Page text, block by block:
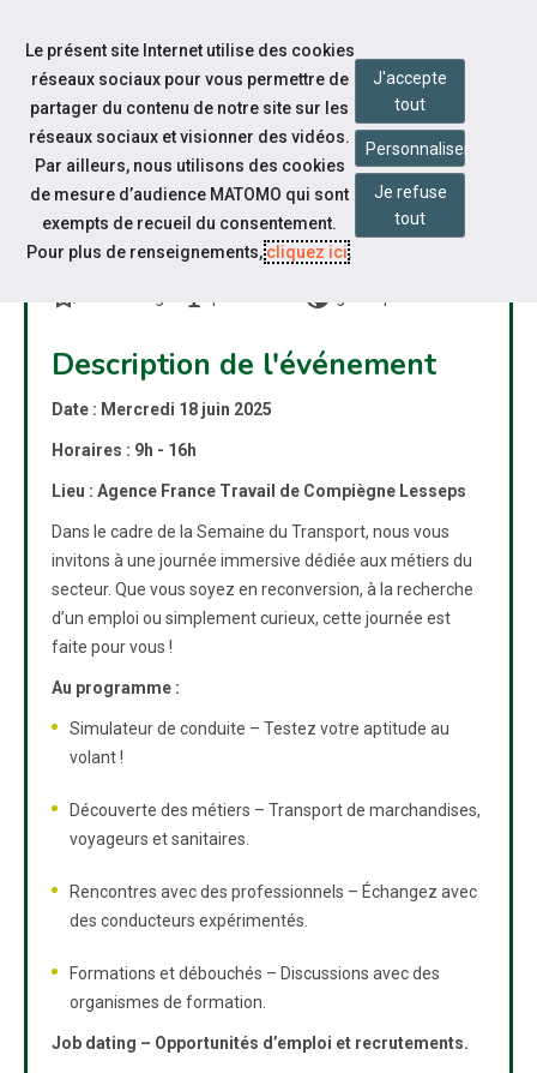
Aller au contenu
JOURNÉE DÉCOUVERTE DES
MÉTIERS DU TRANSPORT
bookmarks nest_cam_indoor public
Description de l'événement
Date : Mercredi 18 juin 2025
Horaires : 9h - 16h
Lieu : Agence France Travail de Compiègne Lesseps
Dans le cadre de la Semaine du Transport, nous vous
invitons à une journée immersive dédiée aux métiers du
secteur. Que vous soyez en reconversion, à la recherche
d’un emploi ou simplement curieux, cette journée est
faite pour vous !
Au programme :
Simulateur de conduite – Testez votre aptitude au
volant !
Découverte des métiers – Transport de marchandises,
voyageurs et sanitaires.
Rencontres avec des professionnels – Échangez avec
des conducteurs expérimentés.
Formations et débouchés – Discussions avec des
organismes de formation.
Job dating – Opportunités d’emploi et recrutements.
Le présent site Internet utilise des cookies
réseaux sociaux pour vous permettre de
partager du contenu de notre site sur les
réseaux sociaux et visionner des vidéos.
Par ailleurs, nous utilisons des cookies
de mesure d’audience MATOMO qui sont
exempts de recueil du consentement.
Pour plus de renseignements,cliquez ici.
J'accepte
tout
Personnaliser
Je refuse
tout